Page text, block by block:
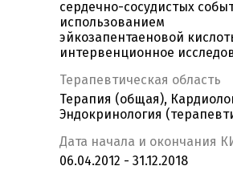
сердечно-сосудистых
использованием
эйкозапентаеновой
интервенционное
Терапевтическая область
Терапия (общая),
Эндокринология
Дата начала и окончания
06.04.2012 - 31.12.2018